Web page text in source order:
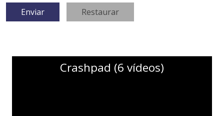
Crashpad (6 vídeos)